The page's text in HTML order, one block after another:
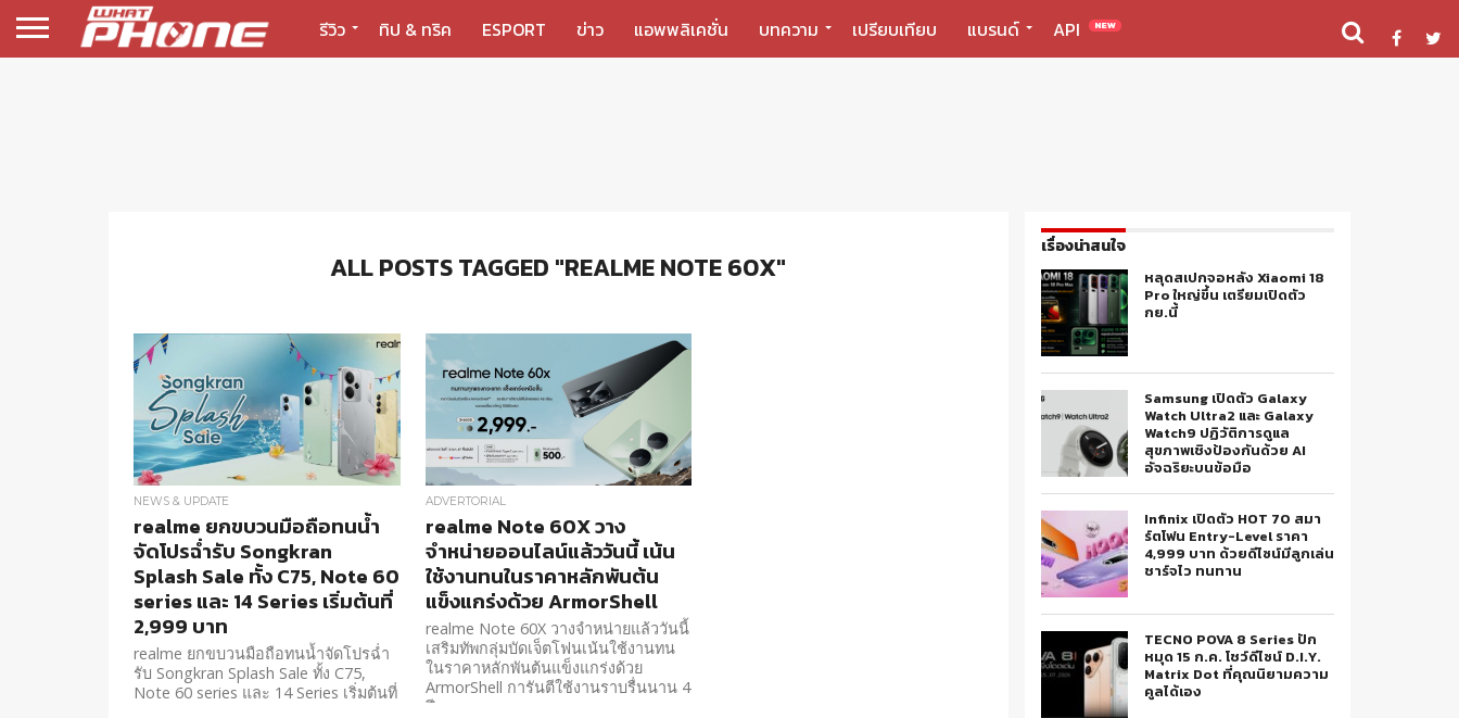
รีวิว ทิป & ทริค ESPORT ข่าว แอพพลิเคชั่น บทความ เปรียบเทียบ แบรนด์ API NEW
ALL POSTS TAGGED "REALME NOTE 60X"
NEWS & UPDATE
realme ยกขบวนมือถือทนน้ำ
จัดโปรฉ่ำรับ Songkran
Splash Sale ทั้ง C75, Note 60
series และ 14 Series เริ่มต้นที่
2,999 บาท
realme ยกขบวนมือถือทนน้ำจัดโปรฉ่ำ
รับ Songkran Splash Sale ทั้ง C75,
Note 60 series และ 14 Series เริ่มต้นที่
ADVERTORIAL
realme Note 60X วาง
จำหน่ายออนไลน์แล้ววันนี้ เน้น
ใช้งานทนในราคาหลักพันต้น
แข็งแกร่งด้วย ArmorShell
realme Note 60X วางจำหน่ายแล้ววันนี้
เสริมทัพกลุ่มบัดเจ็ตโฟนเน้นใช้งานทน
ในราคาหลักพันต้นแข็งแกร่งด้วย
ArmorShell การันตีใช้งานราบรื่นนาน 4
ปี
เรื่องน่าสนใจ
หลุดสเปกจอหลัง Xiaomi 18
Pro ใหญ่ขึ้น เตรียมเปิดตัว
กย.นี้
Samsung เปิดตัว Galaxy
Watch Ultra2 และ Galaxy
Watch9 ปฏิวัติการดูแล
สุขภาพเชิงป้องกันด้วย AI
อัจฉริยะบนข้อมือ
Infinix เปิดตัว HOT 70 สมา
ร์ตโฟน Entry-Level ราคา
4,999 บาท ด้วยดีไซน์มีลูกเล่น
ชาร์จไว ทนทาน
TECNO POVA 8 Series ปัก
หมุด 15 ก.ค. โชว์ดีไซน์ D.I.Y.
Matrix Dot ที่คุณนิยามความ
คูลได้เอง